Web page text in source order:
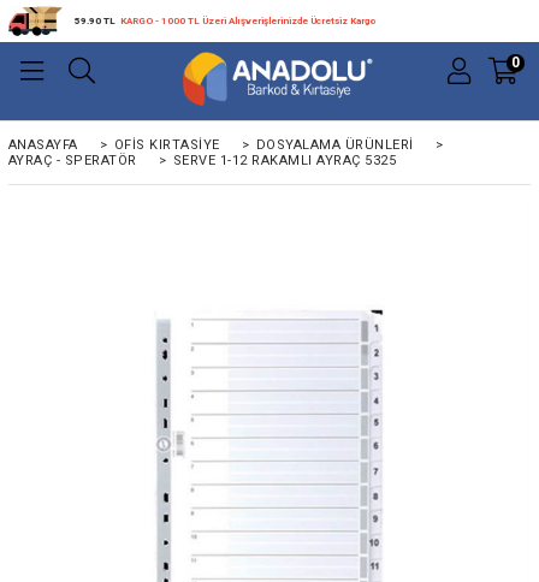
59.90 TL KARGO - 1000 TL Üzeri Alışverişlerinizde Ücretsiz Kargo
0
ANASAYFA > OFIS KIRTASIYE > DOSYALAMA ÜRÜNLERI
>
AYRAÇ - SPERATÖR
> SERVE 1-12 RAKAMLI AYRAÇ 5325